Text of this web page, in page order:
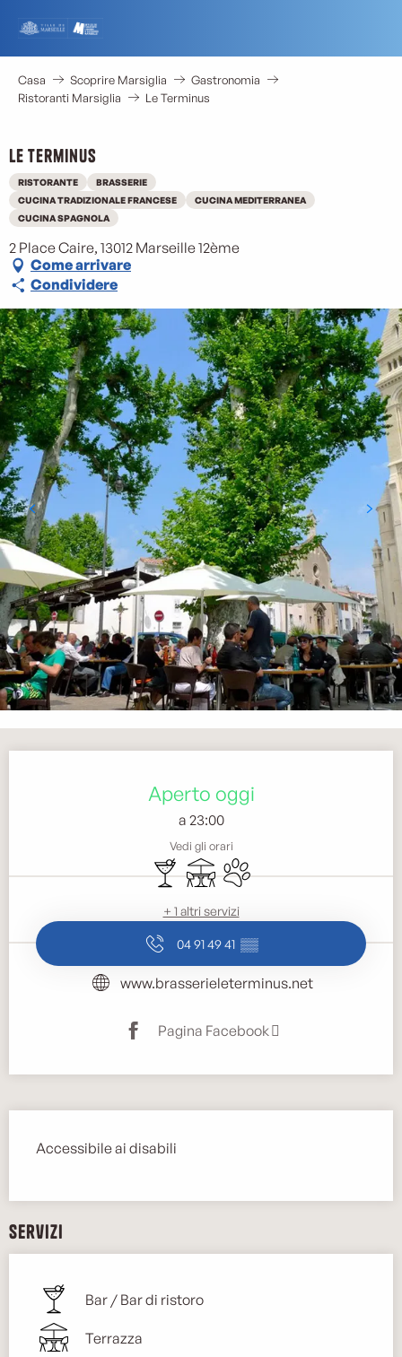
contenu
principal
Casa Scoprire Marsiglia
Gastronomia
Ristoranti Marsiglia
Le Terminus
Le Terminus
RISTORANTE
BRASSERIE
CUCINA TRADIZIONALE FRANCESE
CUCINA MEDITERRANEA
CUCINA SPAGNOLA
2 Place Caire, 13012 Marseille 12ème
Come arrivare
Condividere
Aperto oggi
a 23:00
Vedi gli orari
Bar / Bar di ristoro
TerrazzaAnimali ammessi
+ 1 altri servizi
04 91 49 41 ▒▒
www.brasserieleterminus.net
Pagina Facebook
Accessibile ai disabili
Servizi
Bar / Bar di ristoro
Terrazza